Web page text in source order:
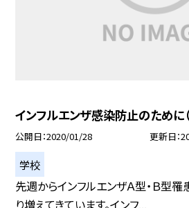
インフルエンザ感染防止のために
公開日 2020/01/28 更新日
学校
先週からインフルエンザＡ型・Ｂ型